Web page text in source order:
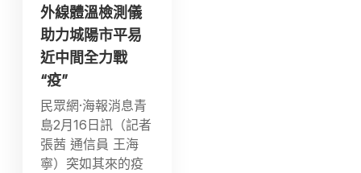
外線體溫檢測儀
助力城陽市平易
近中間全力戰
“疫”
民眾網·海報消息青
島2月16日訊（記者
張茜 通信員 王海
寧）突如其來的疫